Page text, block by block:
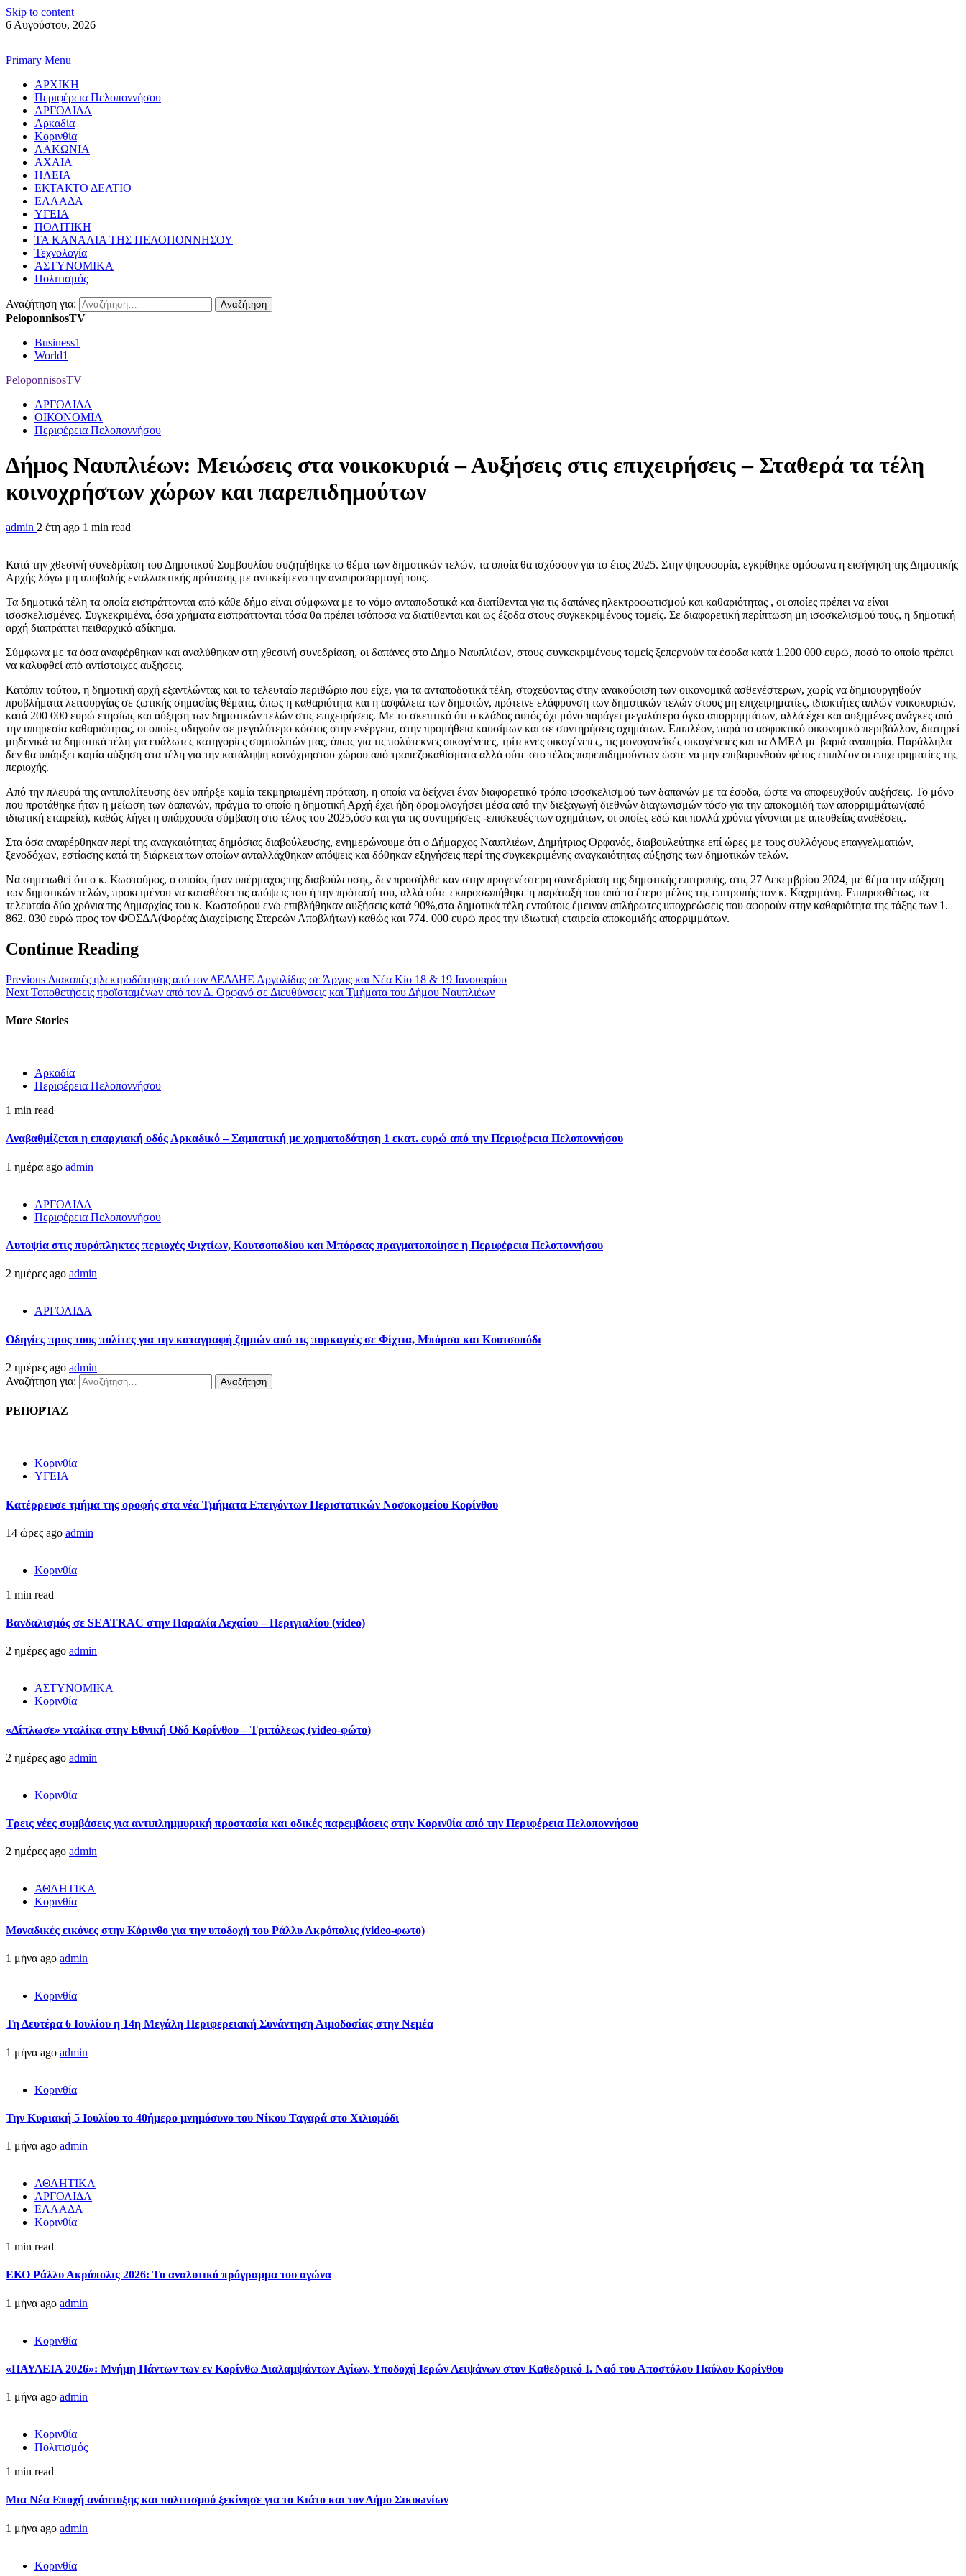
Skip to content
6 Αυγούστου, 2026
Primary Menu
ΑΡΧΙΚΗ
Περιφέρεια Πελοποννήσου
ΑΡΓΟΛΙΔΑ
Αρκαδία
Κορινθία
ΛΑΚΩΝΙΑ
ΑΧΑΙΑ
ΗΛΕΙΑ
ΕΚΤΑΚΤΟ ΔΕΛΤΙΟ
ΕΛΛΑΔΑ
ΥΓΕΙΑ
ΠΟΛΙΤΙΚΗ
ΤΑ ΚΑΝΑΛΙΑ ΤΗΣ ΠΕΛΟΠΟΝΝΗΣΟΥ
Τεχνολογία
ΑΣΤΥΝΟΜΙΚΑ
Πολιτισμός
Αναζήτηση για:
PeloponnisosTV
Business1
World1
PeloponnisosTV
ΑΡΓΟΛΙΔΑ
ΟΙΚΟΝΟΜΙΑ
Περιφέρεια Πελοποννήσου
Δήμος Ναυπλιέων: Μειώσεις στα νοικοκυριά – Αυξήσεις στις επιχειρήσεις – Σταθερά τα τέλη
κοινοχρήστων χώρων και παρεπιδημούτων
admin 2 έτη ago 1 min read
Κατά την χθεσινή συνεδρίαση του Δημοτικού Συμβουλίου συζητήθηκε το θέμα των δημοτικών τελών, τα οποία θα ισχύσουν για το έτος 2025. Στην ψηφοφορία, εγκρίθηκε ομόφωνα η εισήγηση της Δημοτικής
Αρχής λόγω μη υποβολής εναλλακτικής πρότασης με αντικείμενο την αναπροσαρμογή τους.
Τα δημοτικά τέλη τα οποία εισπράττονται από κάθε δήμο είναι σύμφωνα με το νόμο ανταποδοτικά και διατίθενται για τις δαπάνες ηλεκτροφωτισμού και καθαριότητας , οι οποίες πρέπει να είναι
ισοσκελισμένες. Συγκεκριμένα, όσα χρήματα εισπράττονται τόσα θα πρέπει ισόποσα να διατίθενται και ως έξοδα στους συγκεκριμένους τομείς. Σε διαφορετική περίπτωση μη ισοσκελισμού τους, η δημοτική
αρχή διαπράττει πειθαρχικό αδίκημα.
Σύμφωνα με τα όσα αναφέρθηκαν και αναλύθηκαν στη χθεσινή συνεδρίαση, οι δαπάνες στο Δήμο Ναυπλιέων, στους συγκεκριμένους τομείς ξεπερνούν τα έσοδα κατά 1.200 000 ευρώ, ποσό το οποίο πρέπει
να καλυφθεί από αντίστοιχες αυξήσεις.
Κατόπιν τούτου, η δημοτική αρχή εξαντλώντας και το τελευταίο περιθώριο που είχε, για τα ανταποδοτικά τέλη, στοχεύοντας στην ανακούφιση των οικονομικά ασθενέστερων, χωρίς να δημιουργηθούν
προβλήματα λειτουργίας σε ζωτικής σημασίας θέματα, όπως η καθαριότητα και η ασφάλεια των δημοτών, πρότεινε ελάφρυνση των δημοτικών τελών στους μη επιχειρηματίες, ιδιοκτήτες απλών νοικοκυριών,
κατά 200 000 ευρώ ετησίως και αύξηση των δημοτικών τελών στις επιχειρήσεις. Με το σκεπτικό ότι ο κλάδος αυτός όχι μόνο παράγει μεγαλύτερο όγκο απορριμμάτων, αλλά έχει και αυξημένες ανάγκες από
την υπηρεσία καθαριότητας, οι οποίες οδηγούν σε μεγαλύτερο κόστος στην ενέργεια, στην προμήθεια καυσίμων και σε συντηρήσεις οχημάτων. Επιπλέον, παρά το ασφυκτικό οικονομικό περιβάλλον, διατηρεί
μηδενικά τα δημοτικά τέλη για ευάλωτες κατηγορίες συμπολιτών μας, όπως για τις πολύτεκνες οικογένειες, τρίτεκνες οικογένειες, τις μονογονεϊκές οικογένειες και τα ΑΜΕΑ με βαριά αναπηρία. Παράλληλα
δεν θα υπάρξει καμία αύξηση στα τέλη για την κατάληψη κοινόχρηστου χώρου από τραπεζοκαθίσματα αλλά ούτε στο τέλος παρεπιδημούντων ώστε να μην επιβαρυνθούν φέτος επιπλέον οι επιχειρηματίες της
περιοχής.
Από την πλευρά της αντιπολίτευσης δεν υπήρξε καμία τεκμηριωμένη πρόταση, η οποία να δείχνει έναν διαφορετικό τρόπο ισοσκελισμού των δαπανών με τα έσοδα, ώστε να αποφευχθούν αυξήσεις. Το μόνο
που προτάθηκε ήταν η μείωση των δαπανών, πράγμα το οποίο η δημοτική Αρχή έχει ήδη δρομολογήσει μέσα από την διεξαγωγή διεθνών διαγωνισμών τόσο για την αποκομιδή των απορριμμάτων(από
ιδιωτική εταιρεία), καθώς λήγει η υπάρχουσα σύμβαση στο τέλος του 2025,όσο και για τις συντηρήσεις -επισκευές των οχημάτων, οι οποίες εδώ και πολλά χρόνια γίνονται με απευθείας αναθέσεις.
Στα όσα αναφέρθηκαν περί της αναγκαιότητας δημόσιας διαβούλευσης, ενημερώνουμε ότι ο Δήμαρχος Ναυπλιέων, Δημήτριος Ορφανός, διαβουλεύτηκε επί ώρες με τους συλλόγους επαγγελματιών,
ξενοδόχων, εστίασης κατά τη διάρκεια των οποίων ανταλλάχθηκαν απόψεις και δόθηκαν εξηγήσεις περί της συγκεκριμένης αναγκαιότητας αύξησης των δημοτικών τελών.
Να σημειωθεί ότι ο κ. Κωστούρος, ο οποίος ήταν υπέρμαχος της διαβούλευσης, δεν προσήλθε καν στην προγενέστερη συνεδρίαση της δημοτικής επιτροπής, στις 27 Δεκεμβρίου 2024, με θέμα την αύξηση
των δημοτικών τελών, προκειμένου να καταθέσει τις απόψεις του ή την πρότασή του, αλλά ούτε εκπροσωπήθηκε η παράταξή του από το έτερο μέλος της επιτροπής τον κ. Καχριμάνη. Επιπροσθέτως, τα
τελευταία δύο χρόνια της Δημαρχίας του κ. Κωστούρου ενώ επιβλήθηκαν αυξήσεις κατά 90%,στα δημοτικά τέλη εντούτοις έμειναν απλήρωτες υποχρεώσεις που αφορούν στην καθαριότητα της τάξης των 1.
862. 030 ευρώ προς τον ΦΟΣΔΑ(Φορέας Διαχείρισης Στερεών Αποβλήτων) καθώς και 774. 000 ευρώ προς την ιδιωτική εταιρεία αποκομιδής απορριμμάτων.
Continue Reading
Previous Διακοπές ηλεκτροδότησης από τον ΔΕΔΔΗΕ Αργολίδας σε Άργος και Νέα Κίο 18 & 19 Ιανουαρίου
Next Τοποθετήσεις προϊσταμένων από τον Δ. Ορφανό σε Διευθύνσεις και Τμήματα του Δήμου Ναυπλιέων
More Stories
Αρκαδία
Περιφέρεια Πελοποννήσου
1 min read
Αναβαθμίζεται η επαρχιακή οδός Αρκαδικό – Σαμπατική με χρηματοδότηση 1 εκατ. ευρώ από την Περιφέρεια Πελοποννήσου
1 ημέρα ago admin
ΑΡΓΟΛΙΔΑ
Περιφέρεια Πελοποννήσου
Αυτοψία στις πυρόπληκτες περιοχές Φιχτίων, Κουτσοποδίου και Μπόρσας πραγματοποίησε η Περιφέρεια Πελοποννήσου
2 ημέρες ago admin
ΑΡΓΟΛΙΔΑ
Οδηγίες προς τους πολίτες για την καταγραφή ζημιών από τις πυρκαγιές σε Φίχτια, Μπόρσα και Κουτσοπόδι
2 ημέρες ago admin
Αναζήτηση για:
ΡΕΠΟΡΤΑΖ
Κορινθία
ΥΓΕΙΑ
Kατέρρευσε τμήμα της οροφής στα νέα Τμήματα Επειγόντων Περιστατικών Νοσοκομείου Κορίνθου
14 ώρες ago admin
Κορινθία
1 min read
Βανδαλισμός σε SEATRAC στην Παραλία Λεχαίου – Περιγιαλίου (video)
2 ημέρες ago admin
ΑΣΤΥΝΟΜΙΚΑ
Κορινθία
«Δίπλωσε» νταλίκα στην Εθνική Oδό Κορίνθου – Τριπόλεως (video-φώτο)
2 ημέρες ago admin
Κορινθία
Τρεις νέες συμβάσεις για αντιπλημμυρική προστασία και οδικές παρεμβάσεις στην Κορινθία από την Περιφέρεια Πελοποννήσου
2 ημέρες ago admin
ΑΘΛΗΤΙΚΑ
Κορινθία
Μοναδικές εικόνες στην Κόρινθο για την υποδοχή του Ράλλυ Ακρόπολις (video-φωτο)
1 μήνα ago admin
Κορινθία
Τη Δευτέρα 6 Ιουλίου η 14η Μεγάλη Περιφερειακή Συνάντηση Αιμοδοσίας στην Νεμέα
1 μήνα ago admin
Κορινθία
Την Κυριακή 5 Ιουλίου το 40ήμερο μνημόσυνο του Νίκου Ταγαρά στο Χιλιομόδι
1 μήνα ago admin
ΑΘΛΗΤΙΚΑ
ΑΡΓΟΛΙΔΑ
ΕΛΛΑΔΑ
Κορινθία
1 min read
ΕΚΟ Ράλλυ Ακρόπολις 2026: Το αναλυτικό πρόγραμμα του αγώνα
1 μήνα ago admin
Κορινθία
«ΠΑΥΛΕΙΑ 2026»: Μνήμη Πάντων των εν Κορίνθω Διαλαμψάντων Αγίων, Υποδοχή Ιερών Λειψάνων στον Καθεδρικό Ι. Ναό του Αποστόλου Παύλου Κορίνθου
1 μήνα ago admin
Κορινθία
Πολιτισμός
1 min read
Μια Νέα Εποχή ανάπτυξης και πολιτισμού ξεκίνησε για το Κιάτο και τον Δήμο Σικυωνίων
1 μήνα ago admin
Κορινθία